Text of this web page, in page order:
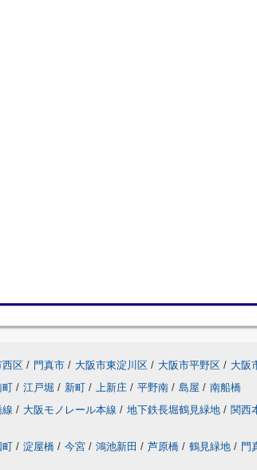
西区 / 門真市 / 大阪市東淀川区 / 大阪市平野区 / 大阪
町 / 江戸堀 / 新町 / 上新庄 / 平野南 / 島屋 / 南船橋
/ 大阪モノレール本線 / 地下鉄長堀鶴見緑地 / 関西
町 / 淀屋橋 / 今宮 / 鴻池新田 / 芦原橋 / 鶴見緑地 / 門